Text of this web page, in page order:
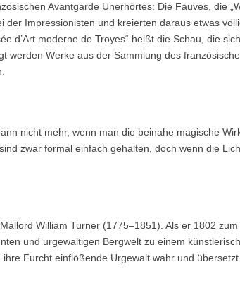
Avantgarde Unerhörtes: Die Fauves, die
Impressionisten und kreierten daraus etwas
d’Art moderne de Troyes“ heißt die Schau, die
werden Werke aus der Sammlung des
nicht mehr, wenn man die beinahe magische
zwar formal einfach gehalten, doch wenn die
William Turner (1775–1851). Als er 1802 zum
und urgewaltigen Bergwelt zu einem
Furcht einflößende Urgewalt wahr und übersetzt